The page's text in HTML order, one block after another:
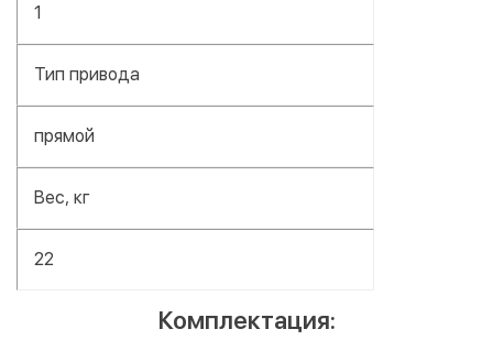
1
Тип привода
прямой
Вес, кг
22
Комплектация: